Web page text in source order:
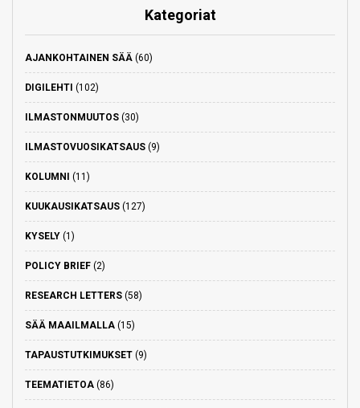
Kategoriat
AJANKOHTAINEN SÄÄ (60)
DIGILEHTI (102)
ILMASTONMUUTOS (30)
ILMASTOVUOSIKATSAUS (9)
KOLUMNI (11)
KUUKAUSIKATSAUS (127)
KYSELY (1)
POLICY BRIEF (2)
RESEARCH LETTERS (58)
SÄÄ MAAILMALLA (15)
TAPAUSTUTKIMUKSET (9)
TEEMATIETOA (86)